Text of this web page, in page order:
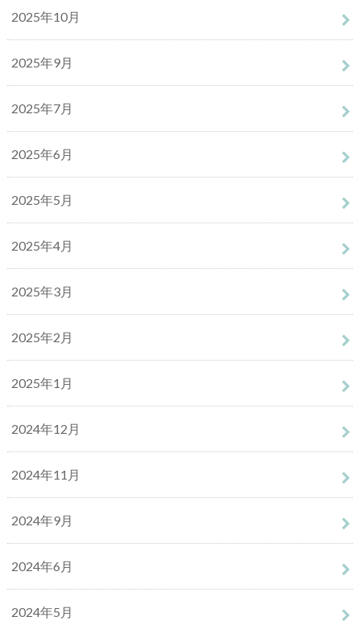
2025年10月
2025年9月
2025年7月
2025年6月
2025年5月
2025年4月
2025年3月
2025年2月
2025年1月
2024年12月
2024年11月
2024年9月
2024年6月
2024年5月